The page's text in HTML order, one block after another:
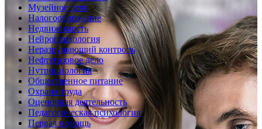
Музейное дело
Налогообложение
Недвижимость
Нейропсихология
Неразрушающий контроль
Нефтегазовое дело
Нутрициология
Общественное питание
Охрана труда
Оценочная деятельность
Педагогическая психология
Первая помощь